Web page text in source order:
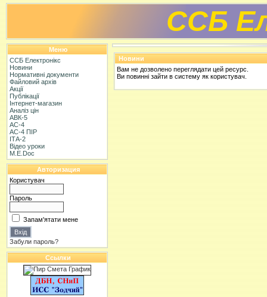
ССБ
Меню
ССБ Електронікс
Новини
Нормативні документи
Файловий архів
Акції
Публікації
Інтернет-магазин
Аналіз цін
АВК-5
АС-4
АС-4 ПІР
ІТА-2
Відео уроки
M.E.Doc
Авторизация
Користувач
Пароль
Запам'ятати мене
Забули пароль?
Ссылки
Новини
Вам не дозволено переглядати цей ресурс.
Ви повинні зайти в систему як користувач.